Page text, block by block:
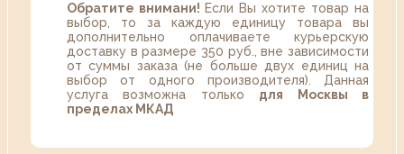
Обратите внимани! Если Вы хотите товар на
выбор, то за каждую единицу товара вы
дополнительно оплачиваете курьерскую
доставку в размере 350 руб., вне зависимости
от суммы заказа (не больше двух единиц на
выбор от одного производителя). Данная
услуга возможна только для Москвы в
пределах МКАД